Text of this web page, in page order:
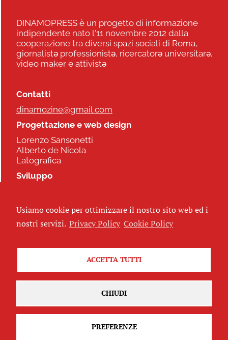
DINAMOPRESS è un progetto di informazione
indipendente nato l'11 novembre 2012 dalla
cooperazione tra diversi spazi sociali di Roma,
giornalistə professionistə, ricercatorə universitarə,
video maker e attivistə
Contatti
dinamozine@gmail.com
Progettazione e web design
Lorenzo Sansonetti
Alberto de Nicola
Latografica
Sviluppo
Seguici
Iscriviti alla newsletter
Attribuzione - Non commerciale - Non opere derivate 2.5 Italia
Usiamo cookie per ottimizzare il nostro sito web ed i
nostri servizi. Privacy Policy Cookie Policy
ACCETTA TUTTI
CHIUDI
PREFERENZE